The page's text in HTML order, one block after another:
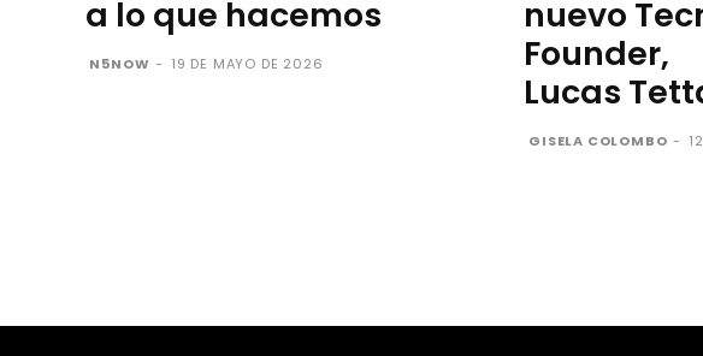
a lo que hacemos
N5NOW - 19 DE MAYO DE 2026
nuevo
Founder,
Lucas
GISELA COLOMBO -